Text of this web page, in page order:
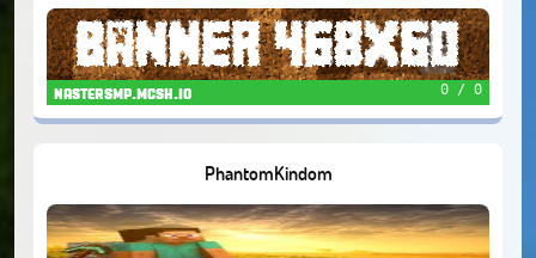
nastersmp.mcsh.io 0 / 0
PhantomKindom